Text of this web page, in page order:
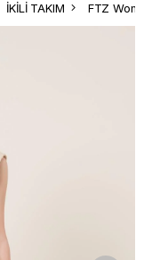
İKİLİ TAKIM FTZ